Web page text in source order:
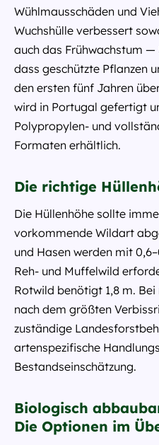
Wühlmausschäden und
Wuchshülle verbessert
auch das Frühwachstum
dass geschützte Pflanzen
den ersten fünf Jahren
wird in Portugal gefertigt
Polypropylen- und
Formaten erhältlich.
Die richtige
Die Hüllenhöhe sollte
vorkommende Wildart
und Hasen werden mit
Reh- und Muffelwild
Rotwild benötigt 1,8 m.
nach dem größten
zuständige
artenspezifische
Bestandseinschätzung.
Biologisch
Die Optionen im